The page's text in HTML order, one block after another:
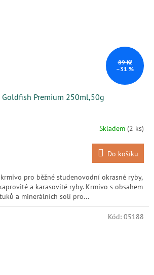
89 Kč
–31 %
Goldfish Premium 250ml,50g
Skladem (2 ks)
Do košíku
pro běžné studenovodní okrasné ryby,
a karasovité ryby. Krmivo s obsahem
a minerálních solí pro...
Kód: 05188